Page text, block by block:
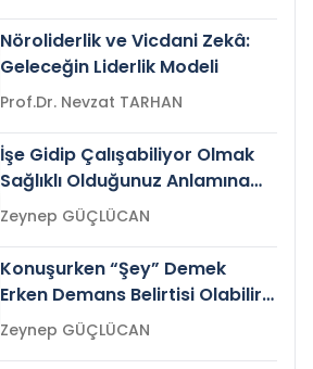
Nöroliderlik ve Vicdani Zekâ:
Geleceğin Liderlik Modeli
Prof.Dr. Nevzat TARHAN
İşe Gidip Çalışabiliyor Olmak
Sağlıklı Olduğunuz Anlamına
Gelir mi?Zeynep GÜÇLÜCAN
Konuşurken “Şey” Demek
Erken Demans Belirtisi Olabilir
mi?
Zeynep GÜÇLÜCAN